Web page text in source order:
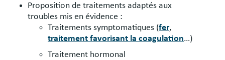
Proposition de traitements adaptés aux
troubles mis en évidence :
Traitements symptomatiques (fer,
traitement favorisant la coagulation…)
Traitement hormonal